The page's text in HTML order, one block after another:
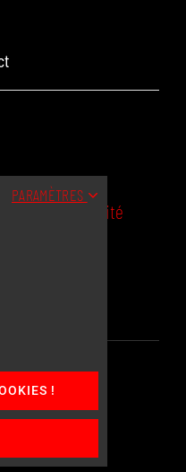
détails, veuillez
confidentialité
CREARTWORK
ET POLITIQUE DE
DE VENTE
PARAMÈTRES
!